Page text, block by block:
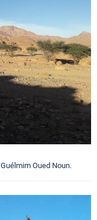
Oued Noun.